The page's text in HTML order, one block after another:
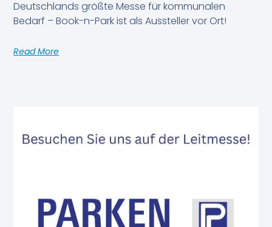
Deutschlands größte Messe für kommunalen
Bedarf – Book-n-Park ist als Aussteller vor Ort!
Read More